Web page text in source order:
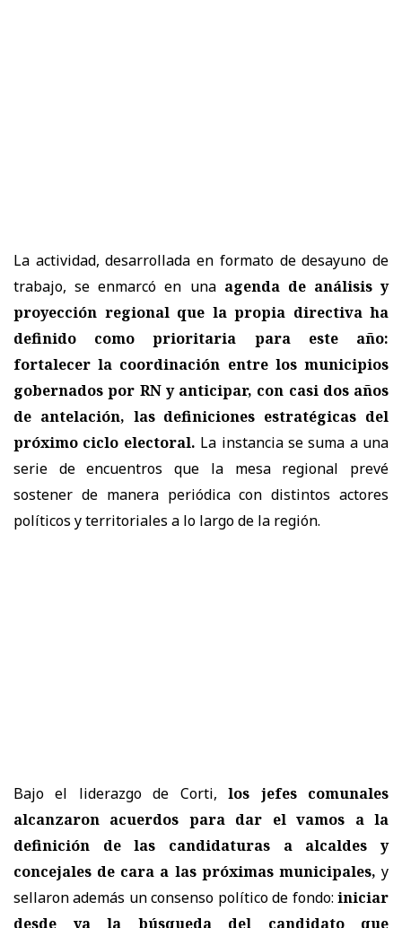
La actividad, desarrollada en formato de desayuno de
trabajo, se enmarcó en unaagenda de análisis y
proyección regional que la propia directiva ha
definido como prioritaria para este año:
fortalecer la coordinación entre los municipios
gobernados por RN y anticipar, con casi dos años
de antelación, las definiciones estratégicas del
próximo ciclo electoral. La instancia se suma a una
serie de encuentros que la mesa regional prevé
sostener de manera periódica con distintos actores
políticos y territoriales a lo largo de la región.
Bajo el liderazgo de Corti, los jefes comunales
alcanzaron acuerdos para dar el vamos a la
definición de las candidaturas a alcaldes y
concejales de cara a las próximas municipales, y
sellaron además un consenso político de fondo: iniciar
desde ya la búsqueda del candidato que